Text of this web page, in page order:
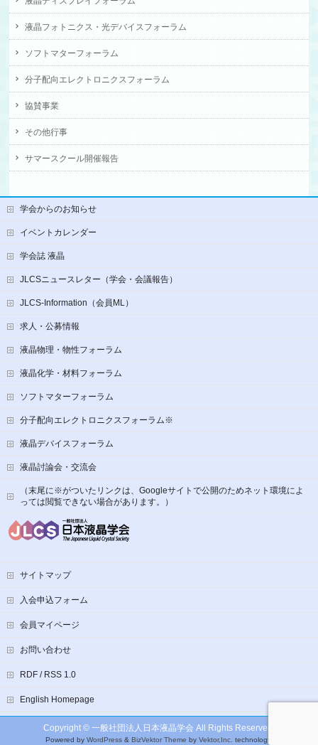
液晶フォトニクス・光デバイスフォーラム
ソフトマターフォーラム
分子配向エレクトロニクスフォーラム
協賛事業
その他行事
サマースクール開催報告
学会からのお知らせ
イベントカレンダー
学会誌 液晶
JLCSニュースレター（学会・会議報告）
JLCS-Information（会員ML）
求人・公募情報
液晶物理・物性フォーラム
液晶化学・材料フォーラム
ソフトマターフォーラム
分子配向エレクトロニクスフォーラム※
液晶デバイスフォーラム
液晶討論会・交流会
（末尾に※がついたリンクは、Googleサイトで公開のためネット環境によ
っては閲覧できない場合があります。）
サイトマップ
入会申込フォーム
会員マイページ
お問い合わせ
RDF / RSS 1.0
English Homepage
Copyright © 一般社団法人日本液晶学会 All Rights Reserved.
Powered by WordPress& BizVektor Theme by Vektor,Inc. technology.